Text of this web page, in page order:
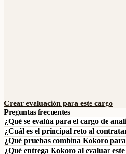
Crear evaluación para este cargo
Preguntas frecuentes
¿Qué se evalúa para el cargo de
¿Cuál es el principal reto al
¿Qué pruebas combina Kokoro para
¿Qué entrega Kokoro al evaluar este